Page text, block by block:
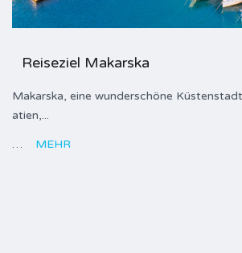
Reiseziel Makarska
Makarska, eine wunderschöne
atien,...
… MEHR